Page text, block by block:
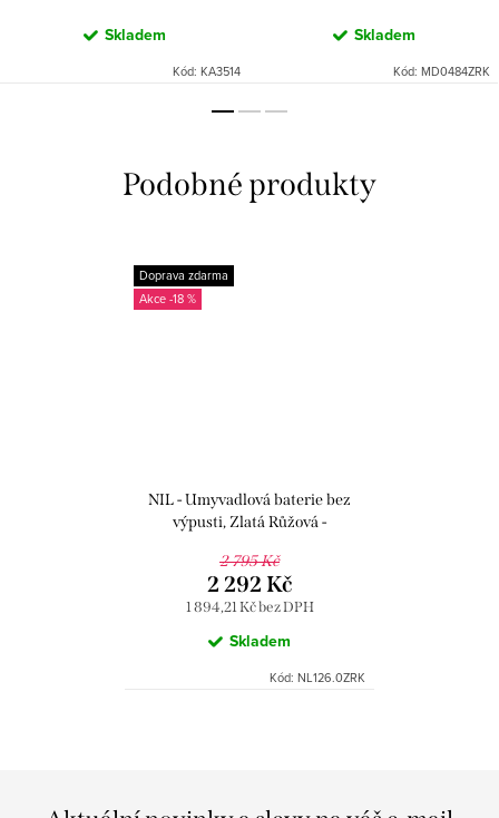
Skladem
Kód: KA3514
Skladem
Kód: MD0484ZRK
Doprava zdarma
-18 %
NIL - Umyvadlová baterie bez
výpusti, Zlatá Růžová -
Slezák
2 795 Kč
1 894,21 Kč bez DPH
2 292 Kč
Skladem
Kód: NL126.0ZRK